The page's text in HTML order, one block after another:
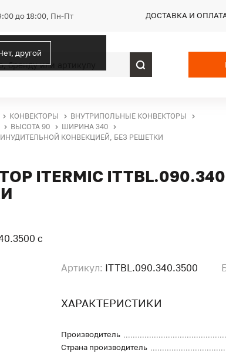
до 18:00, Пн-Пт
другой
ДОСТАВКА И
КОНВЕКТОРЫ
ВНУТРИПОЛЬНЫЕ КОНВЕКТОРЫ
ВЫСОТА 90
ШИРИНА 340
КОНВЕКЦИЕЙ, БЕЗ РЕШЕТКИ
ITERMIC
Артикул: ITTBL.090.340.3500
ХАРАКТЕРИСТИКИ
Производитель
Страна производитель